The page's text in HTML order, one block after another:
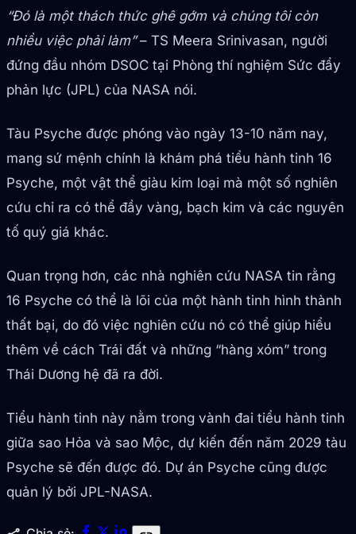
“Đó là một thách thức ghê gớm và chúng tôi còn
nhiều việc phải làm”– TS Meera Srinivasan, người
đứng đầu nhóm DSOC tại Phòng thí nghiệm Sức đẩy
phản lực (JPL) của NASA nói.
Tàu Psyche được phóng vào ngày 13-10 năm nay,
mang sứ mệnh chính là khám phá tiểu hành tinh 16
Psyche, một vật thể giàu kim loại mà một số nghiên
cứu chỉ ra có thể đầy vàng, bạch kim và các nguyên
tố quý giá khác.
Quan trọng hơn, các nhà nghiên cứu NASA tin rằng
16 Psyche có thể là lõi của một hành tinh hình thành
thất bại, do đó việc nghiên cứu nó có thể giúp hiểu
thêm về cách Trái đất và những “hàng xóm” trong
Thái Dương hệ đã ra đời.
Tiểu hành tinh này nằm trong vành đai tiểu hành tinh
giữa sao Hỏa và sao Mộc, dự kiến đến năm 2029 tàu
Psyche sẽ đến được đó. Dự án Psyche cũng được
quản lý bởi JPL-NASA.